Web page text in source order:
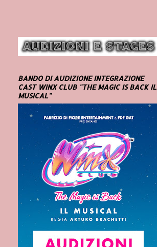
BANDO DI AUDIZIONE INTEGRAZIONE
CAST WINX CLUB "THE MAGIC IS BACK IL
MUSICAL"